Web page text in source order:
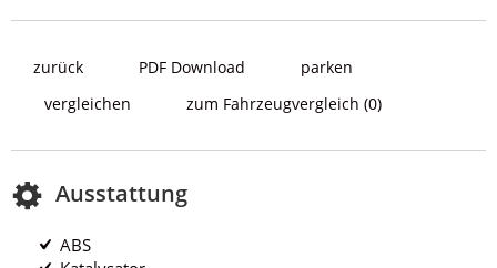
zurück PDF Download
parken
vergleichen
zum Fahrzeugvergleich (0)
Ausstattung
ABS